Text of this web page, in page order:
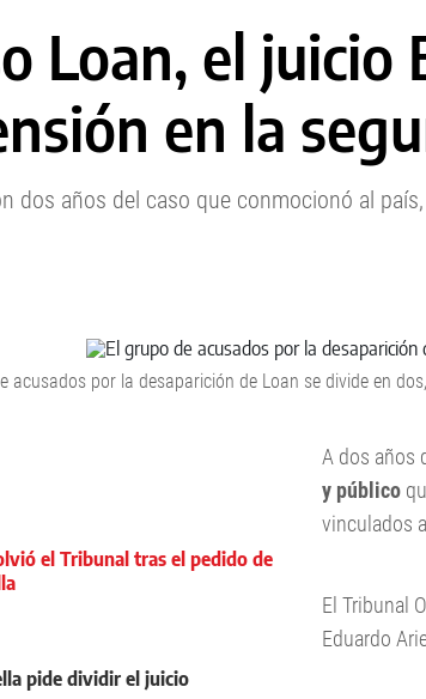
Loan, el juicio
en la
dos años del caso que conmocionó al
acusados por la desaparición de Loan se divide en
el Tribunal tras el pedido de
pide dividir el juicio
A dos años
y público
vinculados
El Tribunal
Eduardo